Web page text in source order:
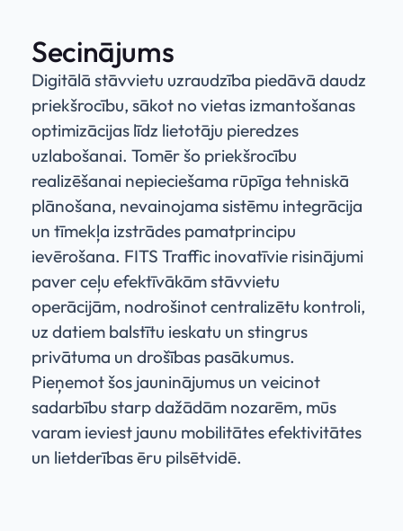
Secinājums
Digitālā stāvvietu uzraudzība piedāvā daudz
priekšrocību, sākot no vietas izmantošanas
optimizācijas līdz lietotāju pieredzes
uzlabošanai. Tomēr šo priekšrocību
realizēšanai nepieciešama rūpīga tehniskā
plānošana, nevainojama sistēmu integrācija
un tīmekļa izstrādes pamatprincipu
ievērošana. FITS Traffic inovatīvie risinājumi
paver ceļu efektīvākām stāvvietu
operācijām, nodrošinot centralizētu kontroli,
uz datiem balstītu ieskatu un stingrus
privātuma un drošības pasākumus.
Pieņemot šos jauninājumus un veicinot
sadarbību starp dažādām nozarēm, mūs
varam ieviest jaunu mobilitātes efektivitātes
un lietderības ēru pilsētvidē.